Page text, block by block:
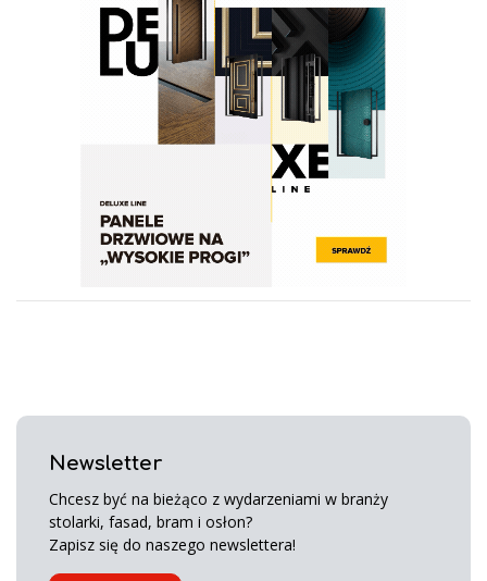
Newsletter
Chcesz być na bieżąco z wydarzeniami w branży
stolarki, fasad, bram i osłon?
Zapisz się do naszego newslettera!